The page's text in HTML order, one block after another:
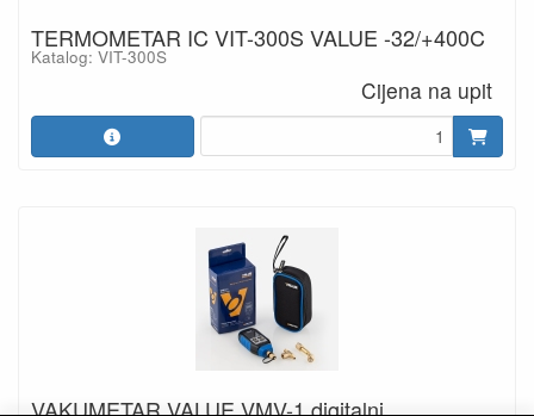
TERMOMETAR IC VIT-300S VALUE -32/+400C
Katalog: VIT-300S
Cijena na upit
VAKUMETAR VALUE VMV-1 digitalni